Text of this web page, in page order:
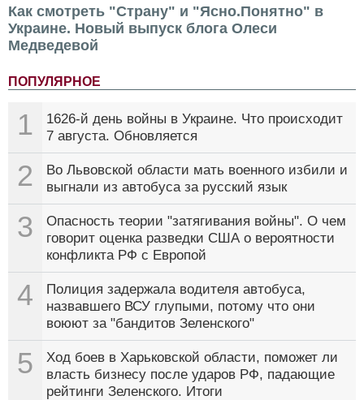
Как смотреть "Страну" и "Ясно.Понятно" в
Украине. Новый выпуск блога Олеси
Медведевой
ПОПУЛЯРНОЕ
1
1626-й день войны в Украине. Что происходит
7 августа. Обновляется
2
Во Львовской области мать военного избили и
выгнали из автобуса за русский язык
3
Опасность теории "затягивания войны". О чем
говорит оценка разведки США о вероятности
конфликта РФ с Европой
4
Полиция задержала водителя автобуса,
назвавшего ВСУ глупыми, потому что они
воюют за "бандитов Зеленского"
5
Ход боев в Харьковской области, поможет ли
власть бизнесу после ударов РФ, падающие
рейтинги Зеленского. Итоги